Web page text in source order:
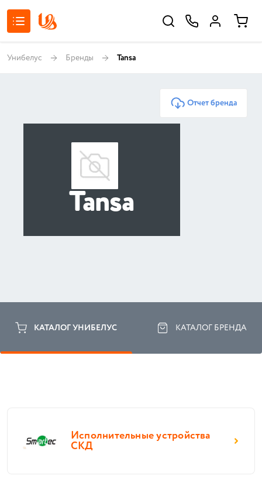
Унибелус Бренды Tansa
Отчет бренда
Tansa
КАТАЛОГ УНИБЕЛУС КАТАЛОГ БРЕНДА
Исполнительные устройства
СКД